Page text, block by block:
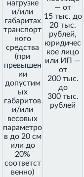
нагрузке
и/или
габаритах
транспорт
ного
средства
(при
превышен
ии
допустим
ых
габаритов
и/или
весовых
параметро
в до 20 см
или до
20%
соответст
венно)
— от
15 тыс. до
20 тыс.
рублей,
юридичес
кое лицо
или ИП —
от
200 тыс.
до
300 тыс.
рублей